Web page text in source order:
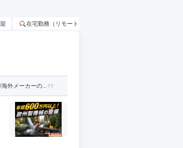
在宅勤務（リモートワーク）OK
外メーカーの...